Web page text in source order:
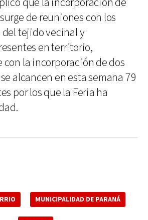
de reuniones con los
tejido vecinal y
en territorio,
con la incorporación de dos
alcancen en esta semana 79
por los que la Feria ha
MUNICIPALIDAD DE PARANÁ